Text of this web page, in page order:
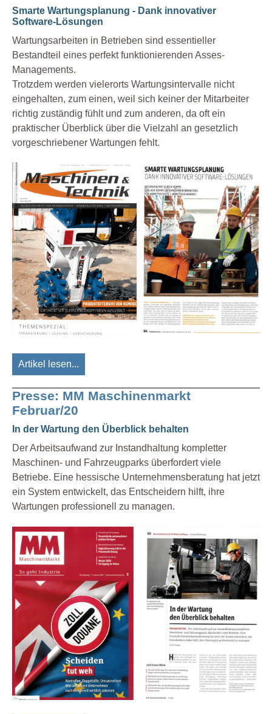
Smarte Wartungsplanung - Dank innovativer
Software-Lösungen
Wartungsarbeiten in Betrieben sind essentieller
Bestandteil eines perfekt funktionierenden Asses-
Managements.
Trotzdem werden vielerorts Wartungsintervalle nicht
eingehalten, zum einen, weil sich keiner der Mitarbeiter
richtig zuständig fühlt und zum anderen, da oft ein
praktischer Überblick über die Vielzahl an gesetzlich
vorgeschriebener Wartungen fehlt.
Artikel lesen...
Presse: MM Maschinenmarkt
Februar/20
In der Wartung den Überblick behalten
Der Arbeitsaufwand zur Instandhaltung kompletter
Maschinen- und Fahrzeugparks überfordert viele
Betriebe. Eine hessische Unternehmensberatung hat jetzt
ein System entwickelt, das Entscheidern hilft, ihre
Wartungen professionell zu managen.